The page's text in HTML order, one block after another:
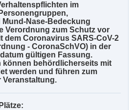
im
Nase-Bedeckung
Verordnung zum Schutz vor
dem Coronavirus SARS-CoV-2
- CoronaSchVO) in der
gültigen Fassung.
können behördlicherseits mit
werden und führen zum